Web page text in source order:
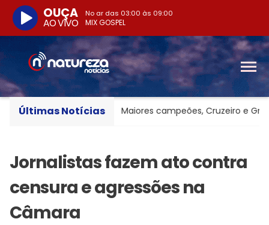
No ar das 03:00 às 09:00
MIX GOSPEL
OUÇA
AO VIVO
Últimas Notícias
básica no país Maiores campeões, Cruzeiro e Grêmio
Jornalistas fazem ato contra
censura e agressões na
Câmara